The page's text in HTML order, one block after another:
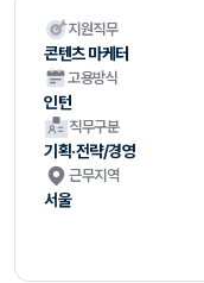
지원직무
콘텐츠 마케터
고용방식
인턴
직무구분
기획·전략/경영
근무지역
서울